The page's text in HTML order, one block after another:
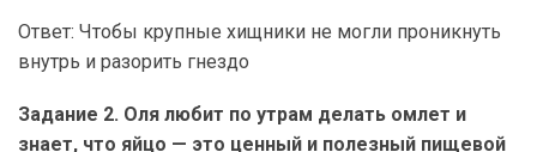
Ответ: Чтобы крупные хищники не могли проникнуть
внутрь и разорить гнездо
Задание 2. Оля любит по утрам делать омлет и
знает, что яйцо — это ценный и полезный пищевой